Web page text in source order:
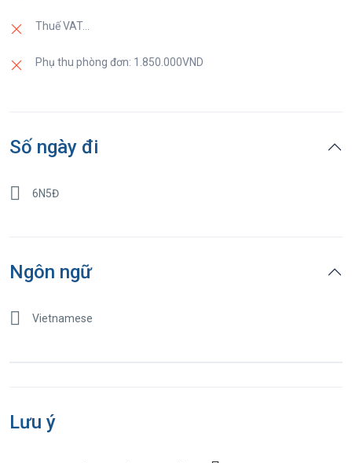
Thuế VAT...
Phụ thu phòng đơn: 1.850.000VND
Số ngày đi
6N5Đ
Ngôn ngữ
Vietnamese
Lưu ý